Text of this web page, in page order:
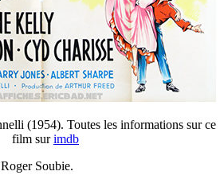
(1954). Toutes les informations sur ce
film surimdb
Soubie.